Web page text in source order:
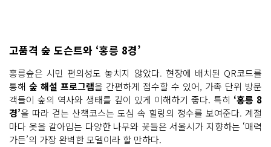
고품격 숲 도슨트와 ‘홍릉 8경’
홍릉숲은 시민 편의성도 놓치지 않았다. 현장에 배치된 QR코드를
통해 숲 해설 프로그램을 간편하게 접수할 수 있어, 가족 단위 방문
객들이 숲의 역사와 생태를 깊이 있게 이해하기 좋다. 특히 ‘홍릉 8
경’을 따라 걷는 산책코스는 도심 속 힐링의 정수를 보여준다. 계절
마다 옷을 갈아입는 다양한 나무와 꽃들은 서울시가 지향하는 ‘매력
가든’의 가장 완벽한 모델이라 할 만하다.